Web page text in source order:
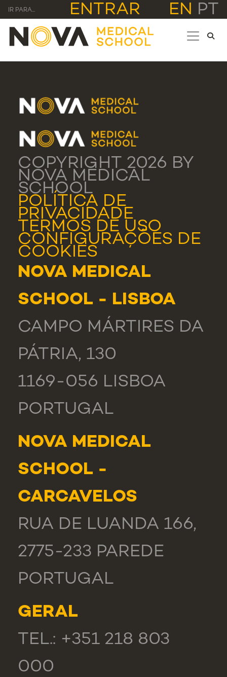
IR PARA... ENTRAR EN PT
COPYRIGHT 2026 BY
NOVA MEDICAL
SCHOOL
POLÍTICA DE
PRIVACIDADE
TERMOS DE USO
CONFIGURAÇÕES DE
COOKIES
NOVA MEDICAL
SCHOOL - LISBOA
CAMPO MÁRTIRES DA
PÁTRIA, 130
1169-056 LISBOA
PORTUGAL
NOVA MEDICAL
SCHOOL -
CARCAVELOS
RUA DE LUANDA 166,
2775-233 PAREDE
PORTUGAL
GERAL
TEL.: +351 218 803
000